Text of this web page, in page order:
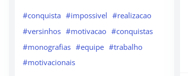
#conquista #impossivel #realizacao
#versinhos #motivacao #conquistas
#monografias #equipe #trabalho
#motivacionais